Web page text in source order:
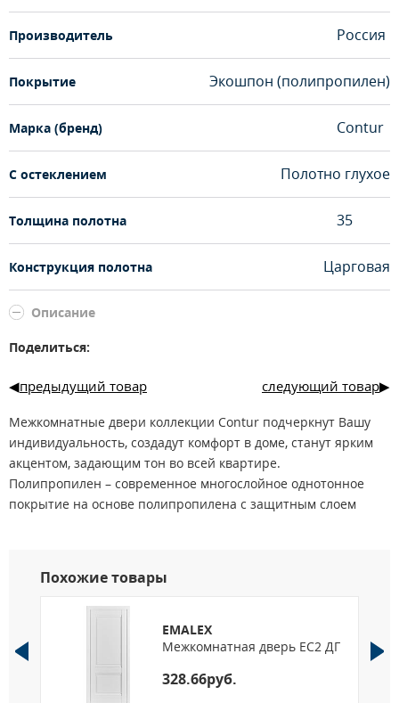
Производитель Россия
Покрытие Экошпон (полипропилен)
Марка (бренд) Contur
С остеклением Полотно глухое
Толщина полотна 35
Конструкция полотна Царговая
Описание
Поделиться:
предыдущий товар следующий товар
Межкомнатные двери коллекции Contur подчеркнут Вашу
индивидуальность, создадут комфорт в доме, станут ярким
акцентом, задающим тон во всей квартире.
Полипропилен – современное многослойное однотонное
покрытие на основе полипропилена с защитным слоем
многослойное покрытие, максимально точно имитирующее
натуральное дерево - тонированный шпон.
Цена на сайте представлена за дверное полотно
стандартных размеров 600*2000, 700*2000, 800*2000.
Стоимость комплекта, а так же возможность изготовления
нестандартных размеров уточняйте у менеджера.
Похожие товары
EMALEX
Межкомнатная дверь EC2 ДГ
328.66руб.